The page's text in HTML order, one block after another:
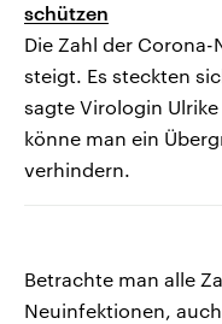
schützen
Die Zahl der
steigt. Es steckten
sagte Virologin
könne man ein
verhindern.
Betrachte man alle
Neuinfektionen,